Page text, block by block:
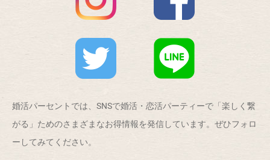
婚活パーセントでは、SNSで婚活・恋活パーティーで「楽しく繋
がる」ためのさまざまなお得情報を発信しています。ぜひフォロ
ーしてみてください。